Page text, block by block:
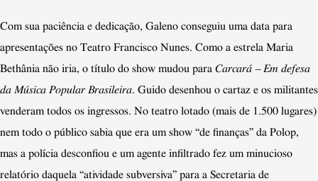
Com sua paciência e dedicação, Galeno conseguiu uma data para
apresentações no Teatro Francisco Nunes. Como a estrela Maria
Bethânia não iria, o título do show mudou para Carcará – Em defesa
da Música Popular Brasileira. Guido desenhou o cartaz e os militantes
venderam todos os ingressos. No teatro lotado (mais de 1.500 lugares)
nem todo o público sabia que era um show “de finanças” da Polop,
mas a polícia desconfiou e um agente infiltrado fez um minucioso
relatório daquela “atividade subversiva” para a Secretaria de